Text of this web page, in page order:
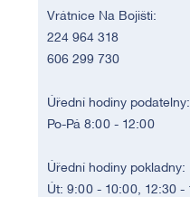
Vrátnice Na Bojišti:
224 964 318
606 299 730
Úřední hodiny podatelny:
Po-Pá 8:00 - 12:00
Úřední hodiny pokladny:
Út: 9:00 - 10:00, 12:30 -